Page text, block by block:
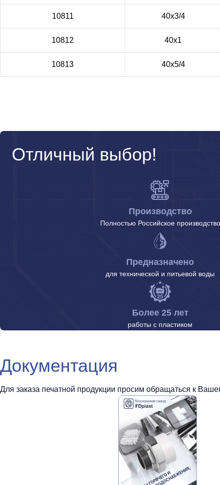
10811 40х3/4
10812 40х1
10813 40х5/4
Отличный выбор!
Производство
Полностью Российское производство
Предназначено
для технической и питьевой воды
Более 25 лет
работы с пластиком
Документация
Для заказа печатной продукции просим обращаться к